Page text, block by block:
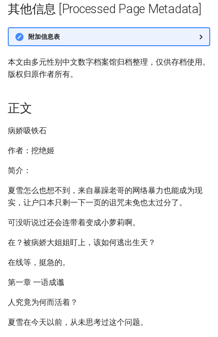
其他信息 [Processed Page Metadata]
附加信息表
本文由多元性别中文数字档案馆归档整理，仅供存档使用。
版权归原作者所有。
正文
病娇吸铁石
作者：挖绝姬
简介：
夏雪怎么也想不到，来自暴躁老哥的网络暴力也能成为现
实，让户口本只剩一下一页的诅咒未免也太过分了。
可没听说过还会连带着变成小萝莉啊。
在？被病娇大姐姐盯上，该如何逃出生天？
在线等，挺急的。
第一章 一语成谶
人究竟为何而活着？
夏雪在今天以前，从未思考过这个问题。